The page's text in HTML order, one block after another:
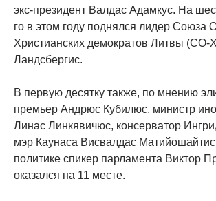
экс-президент Валдас Адамкус. На
го в этом году поднялся лидер Союза
Христианских демократов Литвы
Ландсбергис.
В первую десятку также, по мнению
премьер Андрюс Кубилюс, министр
Линас Линкявичюс, консерватор
мэр Каунаса Висвалдас
политике спикер парламента Виктор
оказался на 11 месте.